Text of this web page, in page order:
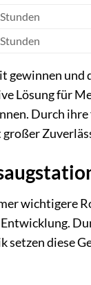
gewinnen und
Lösung für
Durch
wichtigere
diese